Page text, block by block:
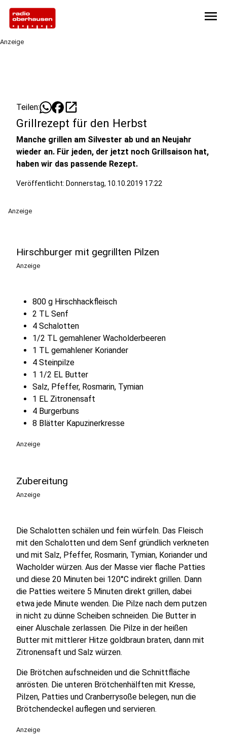
menu
Anzeige
Teilen: open_in_new
Grillrezept für den Herbst
Manche grillen am Silvester ab und an Neujahr
wieder an. Für jeden, der jetzt noch Grillsaison hat,
haben wir das passende Rezept.
Veröffentlicht: Donnerstag, 10.10.2019 17:22
Anzeige
Hirschburger mit gegrillten Pilzen
Anzeige
800 g Hirschhackfleisch
2 TL Senf
4 Schalotten
1/2 TL gemahlener Wacholderbeeren
1 TL gemahlener Koriander
4 Steinpilze
1 1/2 EL Butter
Salz, Pfeffer, Rosmarin, Tymian
1 EL Zitronensaft
4 Burgerbuns
8 Blätter Kapuzinerkresse
Anzeige
Zubereitung
Anzeige
Die Schalotten schälen und fein würfeln. Das Fleisch
mit den Schalotten und dem Senf gründlich verkneten
und mit Salz, Pfeffer, Rosmarin, Tymian, Koriander und
Wacholder würzen. Aus der Masse vier flache Patties
und diese 20 Minuten bei 120°C indirekt grillen. Dann
die Patties weitere 5 Minuten direkt grillen, dabei
etwa jede Minute wenden. Die Pilze nach dem putzen
in nicht zu dünne Scheiben schneiden. Die Butter in
einer Aluschale zerlassen. Die Pilze in der heißen
Butter mit mittlerer Hitze goldbraun braten, dann mit
Zitronensaft und Salz würzen.
Die Brötchen aufschneiden und die Schnittfläche
anrösten. Die unteren Brötchenhälften mit Kresse,
Pilzen, Patties und Cranberrysoße belegen, nun die
Brötchendeckel auflegen und servieren.
Anzeige